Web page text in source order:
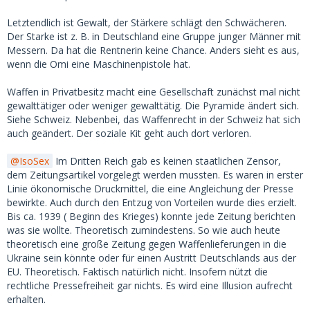
Letztendlich ist Gewalt, der Stärkere schlägt den Schwächeren.
Der Starke ist z. B. in Deutschland eine Gruppe junger Männer mit
Messern. Da hat die Rentnerin keine Chance. Anders sieht es aus,
wenn die Omi eine Maschinenpistole hat.
Waffen in Privatbesitz macht eine Gesellschaft zunächst mal nicht
gewalttätiger oder weniger gewalttätig. Die Pyramide ändert sich.
Siehe Schweiz. Nebenbei, das Waffenrecht in der Schweiz hat sich
auch geändert. Der soziale Kit geht auch dort verloren.
IsoSex Im Dritten Reich gab es keinen staatlichen Zensor,
dem Zeitungsartikel vorgelegt werden mussten. Es waren in erster
Linie ökonomische Druckmittel, die eine Angleichung der Presse
bewirkte. Auch durch den Entzug von Vorteilen wurde dies erzielt.
Bis ca. 1939 ( Beginn des Krieges) konnte jede Zeitung berichten
was sie wollte. Theoretisch zumindestens. So wie auch heute
theoretisch eine große Zeitung gegen Waffenlieferungen in die
Ukraine sein könnte oder für einen Austritt Deutschlands aus der
EU. Theoretisch. Faktisch natürlich nicht. Insofern nützt die
rechtliche Pressefreiheit gar nichts. Es wird eine Illusion aufrecht
erhalten.